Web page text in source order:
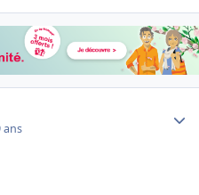
ans